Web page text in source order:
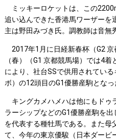
ミッキーロケットは、この
追い込んできた香港馬ワーザーを
主は野田みづき氏。調教師は音無
2017年1月に日経新春杯（G2
（春）（G1 京都競馬場）では4
により、社台SSで供用されてい
ボ）の12頭目のG1優勝産駒となっ
キングカメハメハは他にもドゥ
ラーシップなどのG1優勝産駒を
を代表する種牡馬である。また母
て、今年の東京優駿（日本ダービ